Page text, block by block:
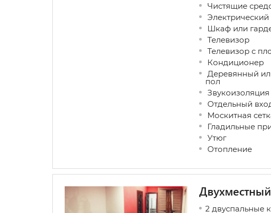
Чистящие
Шкаф или
Телевизор
Телевизор с
Кондиционер
Деревянный
пол
Звукоизоляция
Отдельный
Москитная
Гладильные
Утюг
Отопление
2 двуспальные